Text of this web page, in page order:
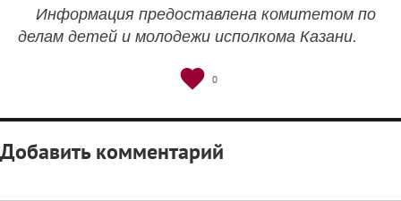
Информация предоставлена комитетом по
делам детей и молодежи исполкома Казани.
0
Добавить комментарий